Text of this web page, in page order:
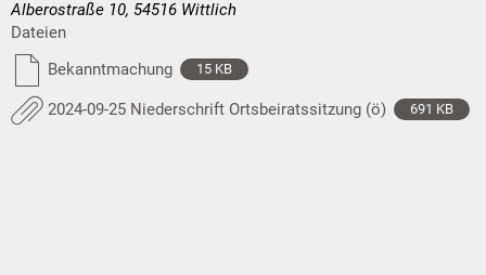
Alberostraße 10, 54516 Wittlich
Dateien
Bekanntmachung
15 KB
2024-09-25 Niederschrift Ortsbeiratssitzung (ö) 691 KB